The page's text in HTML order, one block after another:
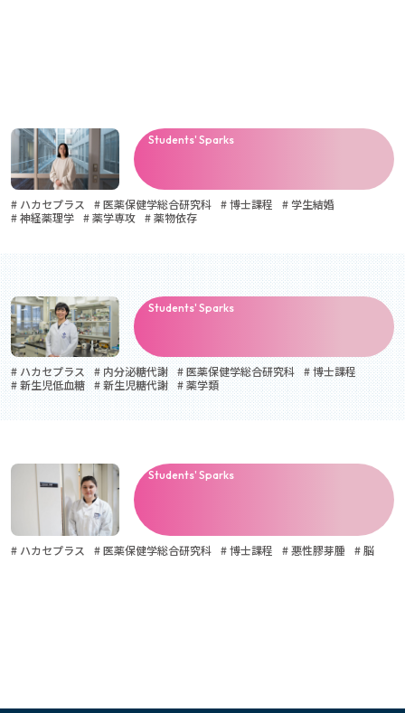
Students' Sparks
# ハカセプラス # 医薬保健学総合研究科 # 博士課程
# 学生結婚
# 神経薬理学 # 薬学専攻 # 薬物依存
Students' Sparks
# ハカセプラス # 内分泌糖代謝 # 医薬保健学総合研究科 # 博士課程
# 新生児低血糖 # 新生児糖代謝 # 薬学類
Students' Sparks
# ハカセプラス # 医薬保健学総合研究科 # 博士課程 # 悪性膠芽腫 # 脳